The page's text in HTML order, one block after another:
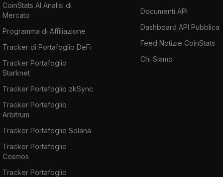
CoinStats AI Analisi di
Mercato
Programma di Affiliazione
Tracker di Portafoglio DeFi
Tracker Portafoglio
Starknet
Tracker Portafoglio zkSync
Tracker Portafoglio
Arbitrum
Tracker Portafoglio Solana
Tracker Portafoglio
Cosmos
Tracker Portafoglio
Documenti API
Dashboard API Pubblica
Feed Notizie CoinStats
Chi Siamo